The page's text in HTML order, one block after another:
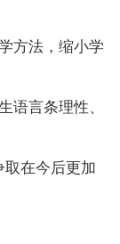
方法，缩小学
言条理性、
在今后更加